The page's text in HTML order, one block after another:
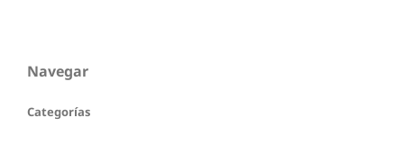
Navegar
Categorías